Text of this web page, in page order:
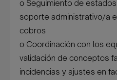
o Seguimiento de
soporte administrativo/a
cobros
o Coordinación con los
validación de conceptos
incidencias y ajustes en